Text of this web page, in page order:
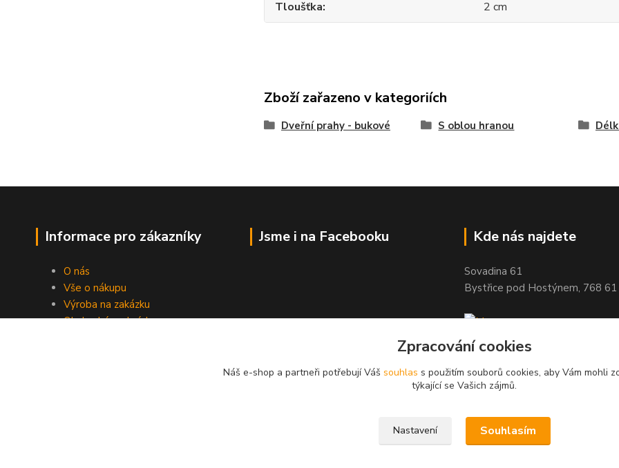
Tloušťka
2 cm
Zboží zařazeno v kategoriích
Dveřní prahy - bukové S oblou hranou
Informace pro zákazníky
O nás
Vše o nákupu
Výroba na zakázku
Obchodní podmínky
Jsme i na Facebooku Kde nás najdete
Sovadina 61
Bystřice pod Hostýnem, 768 61
Zpracování cookies
Náš e-shop a partneři potřebují Váš souhlas s použitím souborů cookies, aby Vám mohli
týkající se Vašich zájmů.
Nastavení Souhlasím